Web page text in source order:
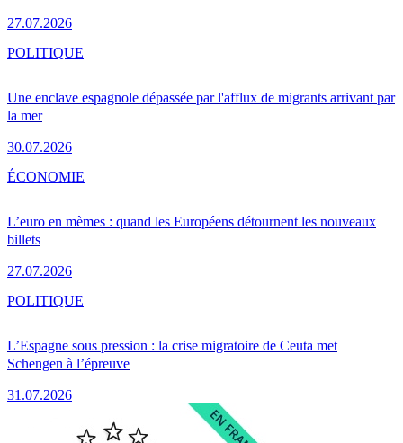
27.07.2026
Une enclave espagnole dépassée par l'afflux de migrants arrivant par
la mer
30.07.2026
POLITIQUE
L’euro en mèmes : quand les Européens détournent les nouveaux
billets
27.07.2026
ÉCONOMIE
L’Espagne sous pression : la crise migratoire de Ceuta met
Schengen à l’épreuve
31.07.2026
POLITIQUE